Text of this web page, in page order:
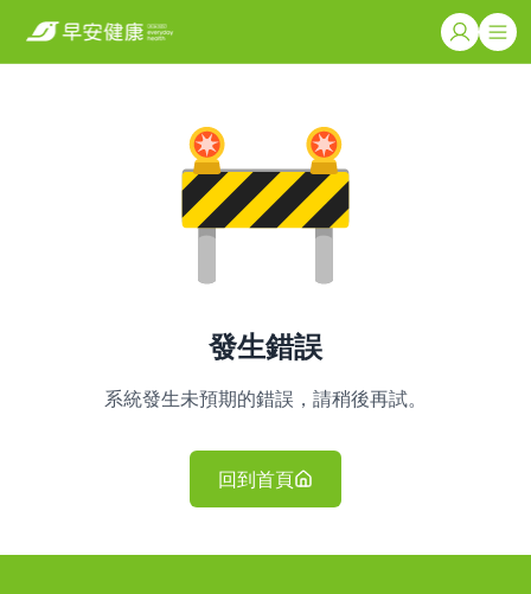
發生錯誤
系統發生未預期的錯誤，請稍後再試。
回到首頁